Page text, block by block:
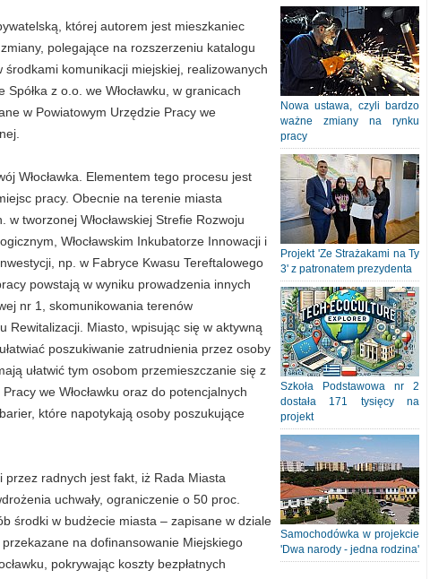
Nowa ustawa, czyli bardzo
ważne zmiany na rynku
pracy
Projekt 'Ze Strażakami na Ty
3' z patronatem prezydenta
Szkoła Podstawowa nr 2
dostała 171 tysięcy na
projekt
Samochodówka w projekcie
'Dwa narody - jedna rodzina'
której autorem jest mieszkaniec
polegające na rozszerzeniu katalogu
komunikacji miejskiej, realizowanych
z o.o. we Włocławku, w granicach
w Powiatowym Urzędzie Pracy we
Włocławka. Elementem tego procesu jest
pracy. Obecnie na terenie miasta
tworzonej Włocławskiej Strefie Rozwoju
Włocławskim Inkubatorze Innowacji i
np. w Fabryce Kwasu Tereftalowego
powstają w wyniku prowadzenia innych
nr 1, skomunikowania terenów
Rewitalizacji. Miasto, wpisując się w aktywną
poszukiwanie zatrudnienia przez osoby
ułatwić tym osobom przemieszczanie się z
we Włocławku oraz do potencjalnych
które napotykają osoby poszukujące
radnych jest fakt, iż Rada Miasta
uchwały, ograniczenie o 50 proc.
środki w budżecie miasta – zapisane w dziale
na dofinansowanie Miejskiego
pokrywając koszty bezpłatnych